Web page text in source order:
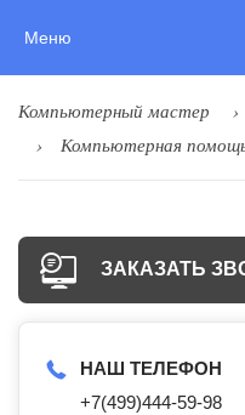
Меню
Компьютерный мастер
Компьютерная
ЗАКАЗАТЬ
НАШ ТЕЛЕФОН
+7(499)444-59-98